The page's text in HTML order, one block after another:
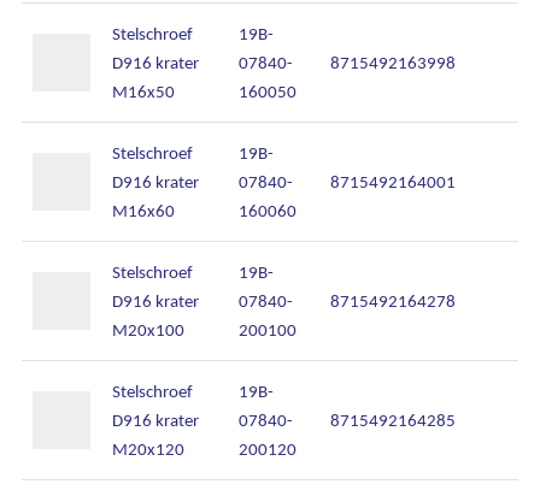
Stelschroef
D916 krater
M16x50
19B-
07840-
160050
8715492163998
Stelschroef
D916 krater
M16x60
19B-
07840-
160060
8715492164001
Stelschroef
D916 krater
M20x100
19B-
07840-
200100
8715492164278
Stelschroef
D916 krater
M20x120
19B-
07840-
200120
8715492164285